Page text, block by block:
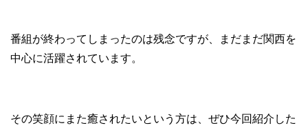
番組が終わってしまったのは残念ですが、まだまだ関西を
中心に活躍されています。
その笑顔にまた癒されたいという方は、ぜひ今回紹介した